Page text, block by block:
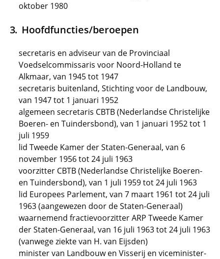
oktober 1980
Hoofdfuncties/beroepen
secretaris en adviseur van de Provinciaal
Voedselcommissaris voor Noord-Holland te
Alkmaar, van 1945 tot 1947
secretaris buitenland, Stichting voor de Landbouw,
van 1947 tot 1 januari 1952
algemeen secretaris CBTB (Nederlandse Christelijke
Boeren- en Tuindersbond), van 1 januari 1952 tot 1
juli 1959
lid Tweede Kamer der Staten-Generaal, van 6
november 1956 tot 24 juli 1963
voorzitter CBTB (Nederlandse Christelijke Boeren-
en Tuindersbond), van 1 juli 1959 tot 24 juli 1963
lid Europees Parlement, van 7 maart 1961 tot 24 juli
1963 (aangewezen door de Staten-Generaal)
waarnemend fractievoorzitter ARP Tweede Kamer
der Staten-Generaal, van 16 juli 1963 tot 24 juli 1963
(vanwege ziekte van H. van Eijsden)
minister van Landbouw en Visserij en viceminister-